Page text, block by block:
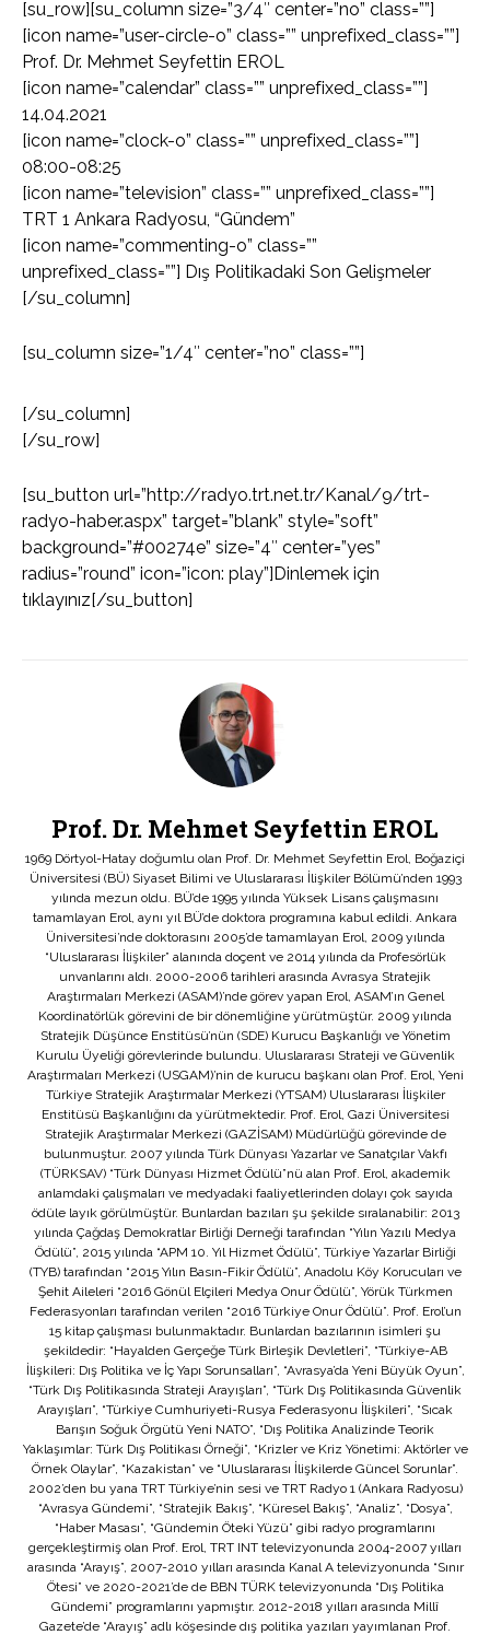
[su_row][su_column size=”3/4″ center=”no” class=””]
[icon name=”user-circle-o” class=”” unprefixed_class=””]
Prof. Dr. Mehmet Seyfettin EROL
[icon name=”calendar” class=”” unprefixed_class=””]
14.04.2021
[icon name=”clock-o” class=”” unprefixed_class=””]
08:00-08:25
[icon name=”television” class=”” unprefixed_class=””]
TRT 1 Ankara Radyosu, “Gündem”
[icon name=”commenting-o” class=””
unprefixed_class=””] Dış Politikadaki Son Gelişmeler
[/su_column]
[su_column size=”1/4″ center=”no” class=””]
[/su_column]
[/su_row]
[su_button url=”http://radyo.trt.net.tr/Kanal/9/trt-
radyo-haber.aspx” target=”blank” style=”soft”
background=”#00274e” size=”4″ center=”yes”
radius=”round” icon=”icon: play”]Dinlemek için
tıklayınız[/su_button]
Prof. Dr. Mehmet Seyfettin EROL
1969 Dörtyol-Hatay doğumlu olan Prof. Dr. Mehmet Seyfettin Erol, Boğaziçi
Üniversitesi (BÜ) Siyaset Bilimi ve Uluslararası İlişkiler Bölümü’nden 1993
yılında mezun oldu. BÜ’de 1995 yılında Yüksek Lisans çalışmasını
tamamlayan Erol, aynı yıl BÜ’de doktora programına kabul edildi. Ankara
Üniversitesi’nde doktorasını 2005’de tamamlayan Erol, 2009 yılında
“Uluslararası İlişkiler” alanında doçent ve 2014 yılında da Profesörlük
unvanlarını aldı. 2000-2006 tarihleri arasında Avrasya Stratejik
Araştırmaları Merkezi (ASAM)’nde görev yapan Erol, ASAM’ın Genel
Koordinatörlük görevini de bir dönemliğine yürütmüştür. 2009 yılında
Stratejik Düşünce Enstitüsü’nün (SDE) Kurucu Başkanlığı ve Yönetim
Kurulu Üyeliği görevlerinde bulundu. Uluslararası Strateji ve Güvenlik
Araştırmaları Merkezi (USGAM)’nin de kurucu başkanı olan Prof. Erol, Yeni
Türkiye Stratejik Araştırmalar Merkezi (YTSAM) Uluslararası İlişkiler
Enstitüsü Başkanlığını da yürütmektedir. Prof. Erol, Gazi Üniversitesi
Stratejik Araştırmalar Merkezi (GAZİSAM) Müdürlüğü görevinde de
bulunmuştur. 2007 yılında Türk Dünyası Yazarlar ve Sanatçılar Vakfı
(TÜRKSAV) “Türk Dünyası Hizmet Ödülü”nü alan Prof. Erol, akademik
anlamdaki çalışmaları ve medyadaki faaliyetlerinden dolayı çok sayıda
ödüle layık görülmüştür. Bunlardan bazıları şu şekilde sıralanabilir: 2013
yılında Çağdaş Demokratlar Birliği Derneği tarafından “Yılın Yazılı Medya
Ödülü”, 2015 yılında “APM 10. Yıl Hizmet Ödülü”, Türkiye Yazarlar Birliği
(TYB) tarafından “2015 Yılın Basın-Fikir Ödülü”, Anadolu Köy Korucuları ve
Şehit Aileleri “2016 Gönül Elçileri Medya Onur Ödülü”, Yörük Türkmen
Federasyonları tarafından verilen “2016 Türkiye Onur Ödülü”. Prof. Erol’un
15 kitap çalışması bulunmaktadır. Bunlardan bazılarının isimleri şu
şekildedir: “Hayalden Gerçeğe Türk Birleşik Devletleri”, “Türkiye-AB
İlişkileri: Dış Politika ve İç Yapı Sorunsalları”, “Avrasya’da Yeni Büyük Oyun”,
“Türk Dış Politikasında Strateji Arayışları”, “Türk Dış Politikasında Güvenlik
Arayışları”, “Türkiye Cumhuriyeti-Rusya Federasyonu İlişkileri”, “Sıcak
Barışın Soğuk Örgütü Yeni NATO”, “Dış Politika Analizinde Teorik
Yaklaşımlar: Türk Dış Politikası Örneği”, “Krizler ve Kriz Yönetimi: Aktörler ve
Örnek Olaylar”, “Kazakistan” ve “Uluslararası İlişkilerde Güncel Sorunlar”.
2002’den bu yana TRT Türkiye’nin sesi ve TRT Radyo 1 (Ankara Radyosu)
“Avrasya Gündemi”, “Stratejik Bakış”, “Küresel Bakış”, “Analiz”, “Dosya”,
“Haber Masası”, “Gündemin Öteki Yüzü” gibi radyo programlarını
gerçekleştirmiş olan Prof. Erol, TRT INT televizyonunda 2004-2007 yılları
arasında “Arayış”, 2007-2010 yılları arasında Kanal A televizyonunda “Sınır
Ötesi” ve 2020-2021’de de BBN TÜRK televizyonunda “Dış Politika
Gündemi” programlarını yapmıştır. 2012-2018 yılları arasında Millî
Gazete’de “Arayış” adlı köşesinde dış politika yazıları yayımlanan Prof.